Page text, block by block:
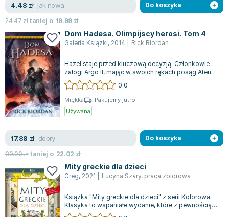
Ajahn Brahm
Lucinda Riley
Jacek Walkiewicz
4.48 zł jak nowa
24.47złtaniej o 19.99 zł
Do koszyka
Dom Hadesa. Olimpijscy herosi. Tom 4
Galeria Książki, 2014 Rick Riordan
Hazel staje przed kluczową decyzją. Członkowie
załogi Argo II, mając w swoich rękach posąg Ateny
Partenos, mogą powrócić do obozu,...
0.0
Miękka
Pakujemy jutro
Używana
17.88 zł dobry
39.90złtaniej o 22.02 zł
Do koszyka
Mity greckie dla dzieci
Greg, 2021 Lucyna Szary, praca zbiorowa
Książka "Mity greckie dla dzieci" z serii Kolorowa
Klasyka to wspaniałe wydanie, które z pewnością
przyciąga zarówno młodszych, ja...